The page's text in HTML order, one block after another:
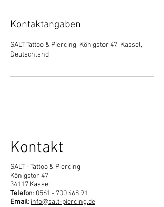
Kontaktangaben
SALT Tattoo & Piercing, Königstor 47, Kassel,
Deutschland
Kontakt
SALT - Tattoo & Piercing
Königstor 47
34117 Kassel
Telefon: 0561 - 700 468 91
Email: info@salt-piercing.de